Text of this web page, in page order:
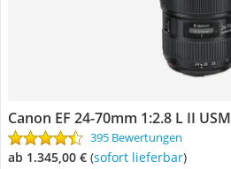
Canon EF 24-70mm 1:2.8 L II USM
395 Bewertungen
ab 1.345,00 € ( Sofort lieferbar)